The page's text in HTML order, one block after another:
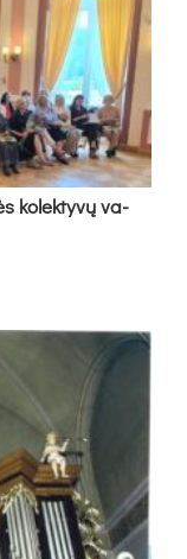
ko­lek­ty­vų va­